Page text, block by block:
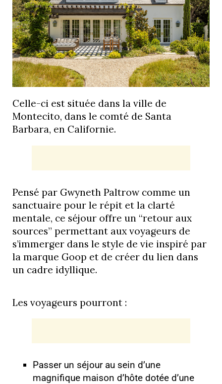
Celle-ci est située dans la ville de
Montecito, dans le comté de Santa
Barbara, en Californie.
Pensé par Gwyneth Paltrow comme un
sanctuaire pour le répit et la clarté
mentale, ce séjour offre un “retour aux
sources” permettant aux voyageurs de
s’immerger dans le style de vie inspiré par
la marque Goop et de créer du lien dans
un cadre idyllique.
Les voyageurs pourront :
Passer un séjour au sein d’une
magnifique maison d’hôte dotée d’une